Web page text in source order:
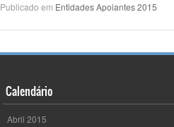
Publicado em Entidades Apoiantes 2015
Calendário
Abril 2015